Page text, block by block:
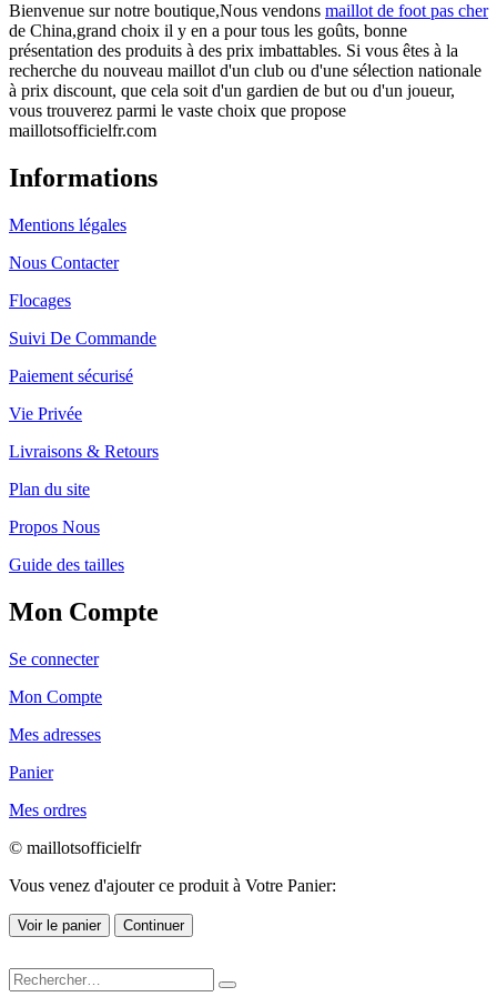
Bienvenue sur notre boutique,Nous vendons maillot de foot pas cher
de China,grand choix il y en a pour tous les goûts, bonne
présentation des produits à des prix imbattables. Si vous êtes à la
recherche du nouveau maillot d'un club ou d'une sélection nationale
à prix discount, que cela soit d'un gardien de but ou d'un joueur,
vous trouverez parmi le vaste choix que propose
maillotsofficielfr.com
Informations
Mentions légales
Nous Contacter
Flocages
Suivi De Commande
Paiement sécurisé
Vie Privée
Livraisons & Retours
Plan du site
Propos Nous
Guide des tailles
Mon Compte
Se connecter
Mon Compte
Mes adresses
Panier
Mes ordres
© maillotsofficielfr
Vous venez d'ajouter ce produit à Votre Panier:
Voir le panier Continuer